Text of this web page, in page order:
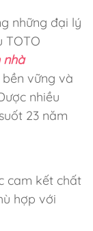
những đại lý
TOTO
nhà
vững và
nhiều
23 năm
cam kết chất
hợp với